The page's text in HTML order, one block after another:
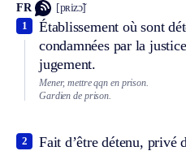
FR [pʀizɔ̃]
Établissement où sont
condamnées par la
jugement.
1
Mener, mettre qqn en prison.
Gardien de prison.
Fait d’être détenu, privé
2